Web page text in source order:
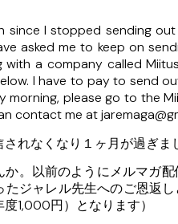
since I stopped sending
asked me to keep on
with a company called
I have to pay to send
morning, please go to the
contact me at
れなくなり１ヶ月が過ぎま
か。以前のようにメルマガ
たジャレル先生へのご恩返
1,000円）となります）